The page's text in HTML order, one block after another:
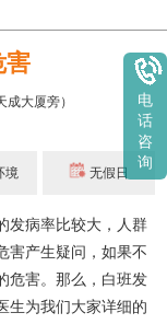
害
大厦旁）
境 无假日
病率比较大，人群
害产生疑问，如果不
危害。那么，白班发
生为我们大家详细的
电
话
咨
询